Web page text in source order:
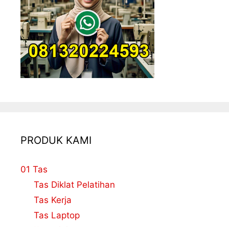
PRODUK KAMI
01 Tas
Tas Diklat Pelatihan
Tas Kerja
Tas Laptop